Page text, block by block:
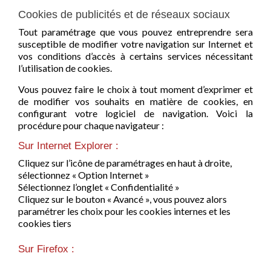
Cookies de publicités et de réseaux sociaux
Tout paramétrage que vous pouvez entreprendre sera
susceptible de modifier votre navigation sur Internet et
vos conditions d’accès à certains services nécessitant
l’utilisation de cookies.
Vous pouvez faire le choix à tout moment d’exprimer et
de modifier vos souhaits en matière de cookies, en
configurant votre logiciel de navigation. Voici la
procédure pour chaque navigateur :
Sur Internet Explorer :
Cliquez sur l’icône de paramétrages en haut à droite,
sélectionnez « Option Internet »
Sélectionnez l’onglet « Confidentialité »
Cliquez sur le bouton « Avancé », vous pouvez alors
paramétrer les choix pour les cookies internes et les
cookies tiers
Sur Firefox :